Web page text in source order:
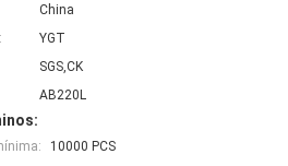
China
YGT
SGS,CK
AB220L
10000 PCS